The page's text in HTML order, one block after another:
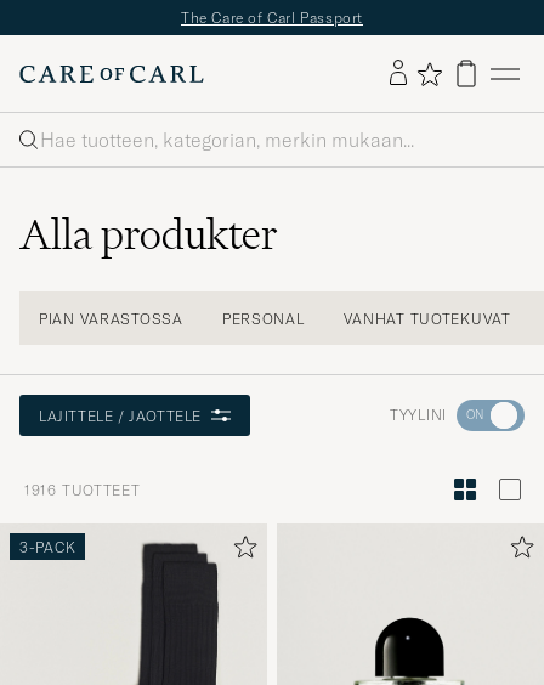
The Care of Carl Passport
Haku
Alla produkter
PIAN VARASTOSSA PERSONAL VANHAT TUOTEKUVAT
LAJITTELE / JAOTTELE TYYLINI
Aktivoi
tyylini
1916 TUOTTEET
3-PACK